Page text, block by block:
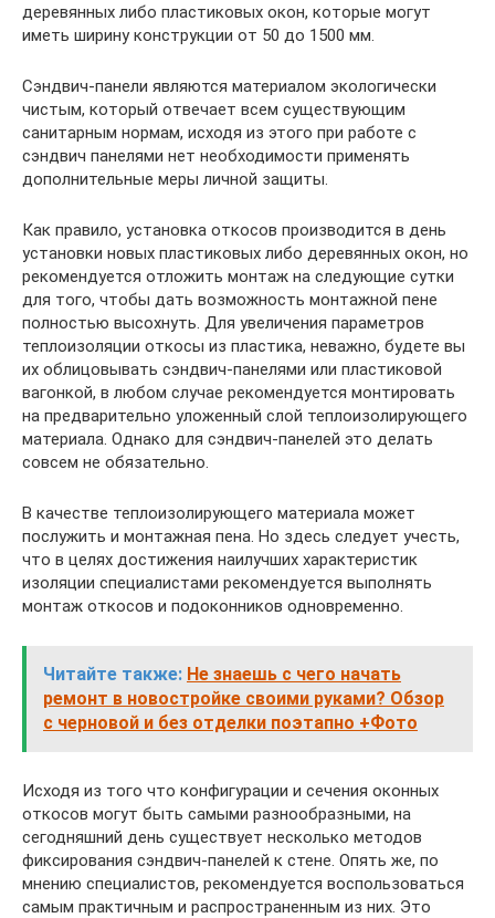
деревянных либо пластиковых окон, которые могут
иметь ширину конструкции от 50 до 1500 мм.
Сэндвич-панели являются материалом экологически
чистым, который отвечает всем существующим
санитарным нормам, исходя из этого при работе с
сэндвич панелями нет необходимости применять
дополнительные меры личной защиты.
Как правило, установка откосов производится в день
установки новых пластиковых либо деревянных окон, но
рекомендуется отложить монтаж на следующие сутки
для того, чтобы дать возможность монтажной пене
полностью высохнуть. Для увеличения параметров
теплоизоляции откосы из пластика, неважно, будете вы
их облицовывать сэндвич-панелями или пластиковой
вагонкой, в любом случае рекомендуется монтировать
на предварительно уложенный слой теплоизолирующего
материала. Однако для сэндвич-панелей это делать
совсем не обязательно.
В качестве теплоизолирующего материала может
послужить и монтажная пена. Но здесь следует учесть,
что в целях достижения наилучших характеристик
изоляции специалистами рекомендуется выполнять
монтаж откосов и подоконников одновременно.
Читайте также: Не знаешь с чего начать
ремонт в новостройке своими руками? Обзор
с черновой и без отделки поэтапно +Фото
Исходя из того что конфигурации и сечения оконных
откосов могут быть самыми разнообразными, на
сегодняшний день существует несколько методов
фиксирования сэндвич-панелей к стене. Опять же, по
мнению специалистов, рекомендуется воспользоваться
самым практичным и распространенным из них. Это